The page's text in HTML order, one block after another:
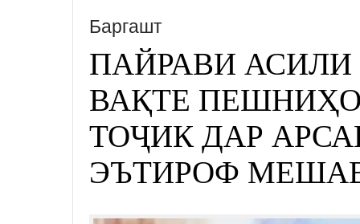
Баргашт
ПАЙРАВИ
ВАҚТЕ
ТОҶИК ДАР
ЭЪТИРОФ